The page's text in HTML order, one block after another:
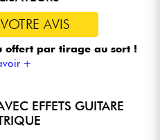
AVIS
offert par tirage au sort !
+
EFFETS GUITARE